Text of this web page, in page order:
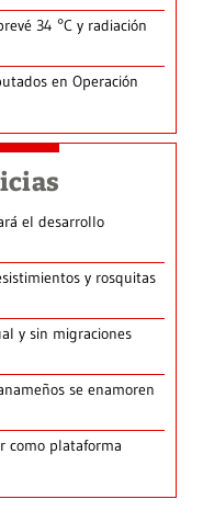
34 °C y radiación
en Operación
el desarrollo
y rosquitas
y sin migraciones
se enamoren
como plataforma